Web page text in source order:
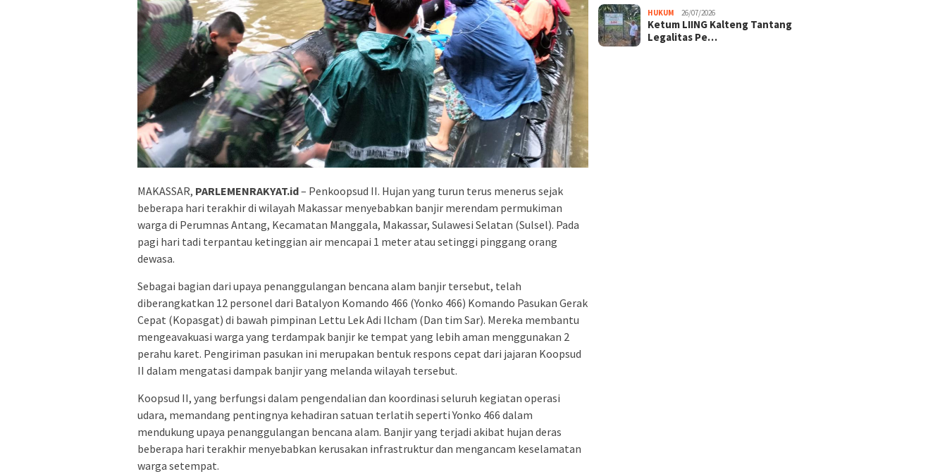
MAKASSAR, PARLEMENRAKYAT.id– Penkoopsud II. Hujan yang turun terus menerus sejak
beberapa hari terakhir di wilayah Makassar menyebabkan banjir merendam permukiman
warga di Perumnas Antang, Kecamatan Manggala, Makassar, Sulawesi Selatan (Sulsel). Pada
pagi hari tadi terpantau ketinggian air mencapai 1 meter atau setinggi pinggang orang
dewasa.
Sebagai bagian dari upaya penanggulangan bencana alam banjir tersebut, telah
diberangkatkan 12 personel dari Batalyon Komando 466 (Yonko 466) Komando Pasukan Gerak
Cepat (Kopasgat) di bawah pimpinan Lettu Lek Adi Ilcham (Dan tim Sar). Mereka membantu
mengeavakuasi warga yang terdampak banjir ke tempat yang lebih aman menggunakan 2
perahu karet. Pengiriman pasukan ini merupakan bentuk respons cepat dari jajaran Koopsud
II dalam mengatasi dampak banjir yang melanda wilayah tersebut.
Koopsud II, yang berfungsi dalam pengendalian dan koordinasi seluruh kegiatan operasi
udara, memandang pentingnya kehadiran satuan terlatih seperti Yonko 466 dalam
mendukung upaya penanggulangan bencana alam. Banjir yang terjadi akibat hujan deras
beberapa hari terakhir menyebabkan kerusakan infrastruktur dan mengancam keselamatan
warga setempat.
HUKUM 26/07/2026
Ketum LIING Kalteng Tantang
Legalitas Pe…